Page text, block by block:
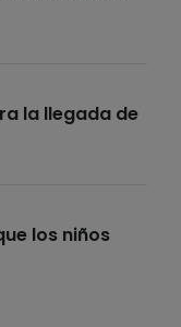
la llegada de
los niños